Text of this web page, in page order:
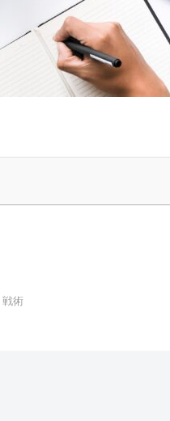
戦術